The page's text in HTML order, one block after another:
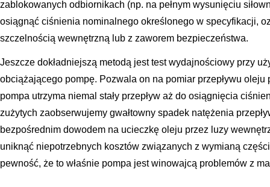
zablokowanych odbiornikach (np. na pełnym wysunięciu
osiągnąć ciśnienia nominalnego określonego w specyfikacji,
szczelnością wewnętrzną lub z zaworem bezpieczeństwa.
Jeszcze dokładniejszą metodą jest test wydajnościowy przy
obciążającego pompę. Pozwala on na pomiar przepływu
pompa utrzyma niemal stały przepływ aż do osiągnięcia
zużytych zaobserwujemy gwałtowny spadek natężenia
bezpośrednim dowodem na ucieczkę oleju przez luzy
uniknąć niepotrzebnych kosztów związanych z wymianą
pewność, że to właśnie pompa jest winowajcą problemów z